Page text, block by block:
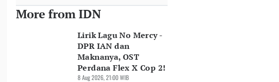
More from IDN
Lirik Lagu No Mercy -
DPR IAN dan
Maknanya, OST
Perdana Flex X Cop 2!
8 Aug 2026, 21:00 WIB